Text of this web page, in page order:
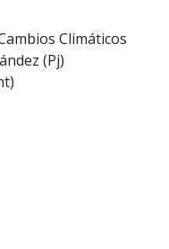
Climáticos
(Pj)